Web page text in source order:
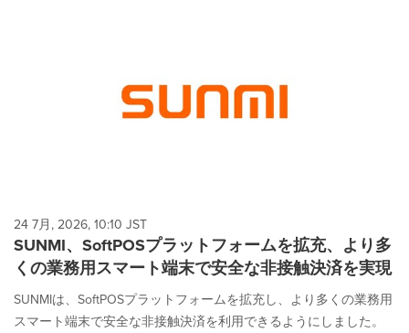
24 7月, 2026, 10:10 JST
SUNMI、SoftPOSプラットフォームを拡充、より多
くの業務用スマート端末で安全な非接触決済を実現
SUNMIは、SoftPOSプラットフォームを拡充し、より多くの業務用
スマート端末で安全な非接触決済を利用できるようにしました。